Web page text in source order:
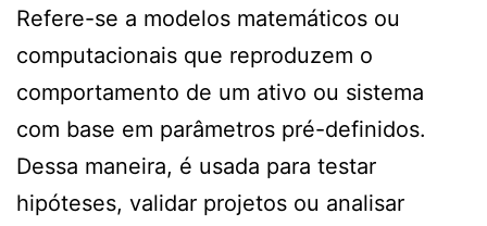
Refere-se a modelos matemáticos ou
computacionais que reproduzem o
comportamento de um ativo ou sistema
com base em parâmetros pré-definidos.
Dessa maneira, é usada para testar
hipóteses, validar projetos ou analisar